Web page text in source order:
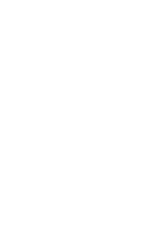
Elles
à vous
ont fait leur
Elles ne
à part et
voient loin